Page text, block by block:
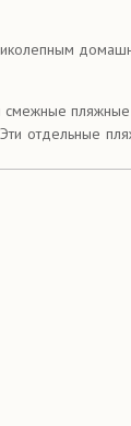
смежные
Эти отдельные